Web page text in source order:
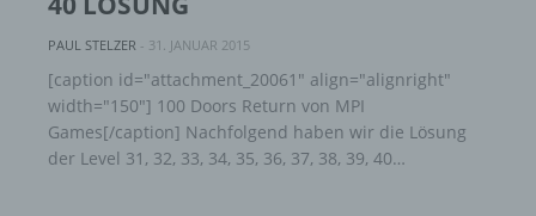
PAUL STELZER - 31. JANUAR 2015
[caption id="attachment_20061" align="alignright"
width="150"] 100 Doors Return von MPI
Games[/caption] Nachfolgend haben wir die Lösung
der Level 31, 32, 33, 34, 35, 36, 37, 38, 39, 40…